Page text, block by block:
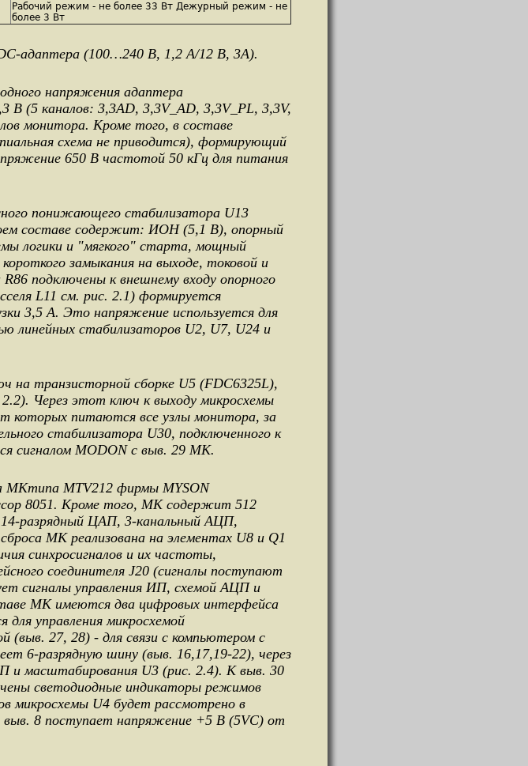
Рабочий режим - не более 33 Вт Дежурный режим - не
более 3 Вт
адаптера (100…240 В, 1,2 А/12 В, 3А).
напряжения адаптера
В (5 каналов: 3,3AD, 3,3V_AD, 3,3V_PL, 3,3V,
монитора. Кроме того, в составе
схема не приводится), формирующий
650 В частотой 50 кГц для питания
понижающего стабилизатора U13
составе содержит: ИОН (5,1 В), опорный
логики и "мягкого" старта, мощный
замыкания на выходе, токовой и
подключены к внешнему входу опорного
L11 см. рис. 2.1) формируется
3,5 А. Это напряжение используется для
линейных стабилизаторов U2, U7, U24 и
на транзисторной сборке U5 (FDC6325L),
Через этот ключ к выходу микросхемы
которых питаются все узлы монитора, за
стабилизатора U30, подключенного к
сигналом MODON с выв. 29 МК.
МКтипа MTV212 фирмы MYSON
8051. Кроме того, МК содержит 512
разрядный ЦАП, 3-канальный АЦП,
МК реализована на элементах U8 и Q1
синхросигналов и их частоты,
соединителя J20 (сигналы поступают
сигналы управления ИП, схемой АЦП и
МК имеются два цифровых интерфейса
управления микросхемой
(выв. 27, 28) - для связи с компьютером с
6-разрядную шину (выв. 16,17,19-22), через
и масштабирования U3 (рис. 2.4). К выв. 30
светодиодные индикаторы режимов
микросхемы U4 будет рассмотрено в
выв. 8 поступает напряжение +5 В (5VC) от